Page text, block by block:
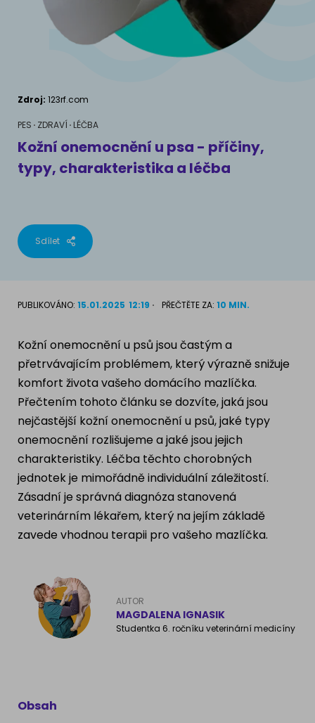
Pamlsky a doplňky stravy
Chování
Školení
MÁM PSA
Život se psem
Příslušenství pro psy
PLEMENA PSŮ
Francouzský buldog
Dalmatín
Zlatý retrívr
Německý ovčák
Atlas psů
Výživové poradenství
Pamlsky a doplňky stravy
MÁM KOČKU
Jak rozumět kočce
Školení
Příslušenství pro kočky
PLEMENA KOČEK
Britská krátkosrstá kočka
Bengálská kočka
Kanadský Sphynx
AKVARIJNÍ RYBY
Zdroj: 123rf.com
PES ZDRAVÍ LÉČBA
Kožní onemocnění u psa - příčiny,
typy, charakteristika a léčba
Sdílet
PUBLIKOVÁNO: 15.01.2025 12:19 PŘEČTĚTE ZA: 10 MIN.
Kožní onemocnění u psů jsou častým a
přetrvávajícím problémem, který výrazně snižuje
komfort života vašeho domácího mazlíčka.
Přečtením tohoto článku se dozvíte, jaká jsou
nejčastější kožní onemocnění u psů, jaké typy
onemocnění rozlišujeme a jaké jsou jejich
charakteristiky. Léčba těchto chorobných
jednotek je mimořádně individuální záležitostí.
Zásadní je správná diagnóza stanovená
veterinárním lékařem, který na jejím základě
zavede vhodnou terapii pro vašeho mazlíčka.
AUTOR
MAGDALENA IGNASIK
Studentka 6. ročníku veterinární medicíny
Obsah